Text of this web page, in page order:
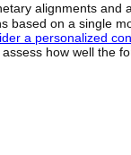
alignments and
based on a single
a personalized
assess how well the